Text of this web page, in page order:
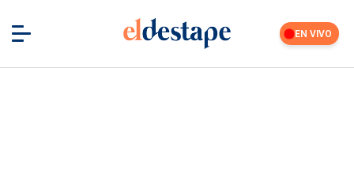
EN VIVO